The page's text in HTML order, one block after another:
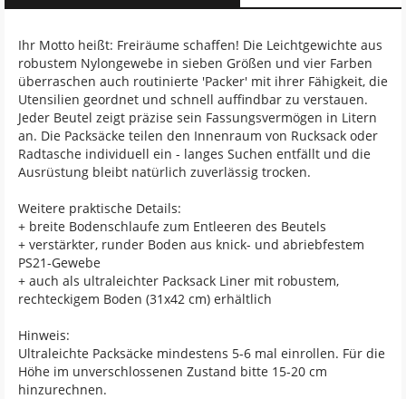
Ihr Motto heißt: Freiräume schaffen! Die Leichtgewichte aus
robustem Nylongewebe in sieben Größen und vier Farben
überraschen auch routinierte 'Packer' mit ihrer Fähigkeit, die
Utensilien geordnet und schnell auffindbar zu verstauen.
Jeder Beutel zeigt präzise sein Fassungsvermögen in Litern
an. Die Packsäcke teilen den Innenraum von Rucksack oder
Radtasche individuell ein - langes Suchen entfällt und die
Ausrüstung bleibt natürlich zuverlässig trocken.
Weitere praktische Details:
+ breite Bodenschlaufe zum Entleeren des Beutels
+ verstärkter, runder Boden aus knick- und abriebfestem
PS21-Gewebe
+ auch als ultraleichter Packsack Liner mit robustem,
rechteckigem Boden (31x42 cm) erhältlich
Hinweis:
Ultraleichte Packsäcke mindestens 5-6 mal einrollen. Für die
Höhe im unverschlossenen Zustand bitte 15-20 cm
hinzurechnen.